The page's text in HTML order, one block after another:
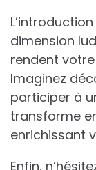
dimension
rendent
Imaginez
participer à
transforme
enrichissant
Enfin,